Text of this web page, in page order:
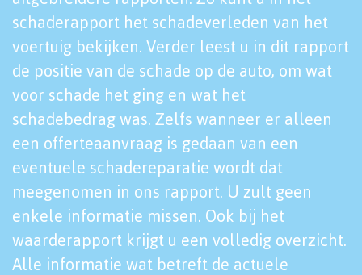
schaderapport het schadeverleden van het
voertuig bekijken. Verder leest u in dit rapport
de positie van de schade op de auto, om wat
voor schade het ging en wat het
schadebedrag was. Zelfs wanneer er alleen
een offerteaanvraag is gedaan van een
eventuele schadereparatie wordt dat
meegenomen in ons rapport. U zult geen
enkele informatie missen. Ook bij het
waarderapport krijgt u een volledig overzicht.
Alle informatie wat betreft de actuele